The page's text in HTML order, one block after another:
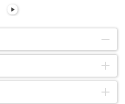
paruošimo ir dozavimo instrukcijos.